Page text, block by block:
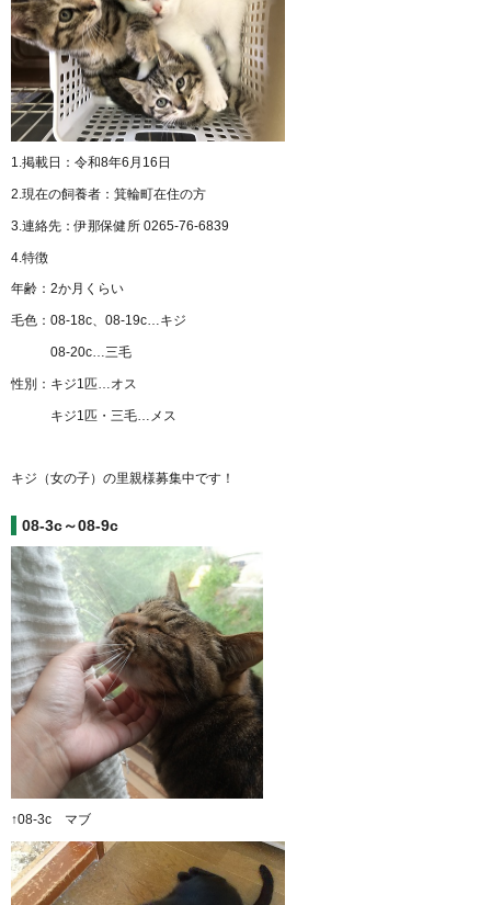
1.掲載日：令和8年6月16日
2.現在の飼養者：箕輪町在住の方
3.連絡先：伊那保健所 0265-76-6839
4.特徴
年齢：2か月くらい
毛色：08-18c、08-19c…キジ
08-20c…三毛
性別：キジ1匹…オス
キジ1匹・三毛…メス
キジ（女の子）の里親様募集中です！
08-3c～08-9c
↑08-3c マブ